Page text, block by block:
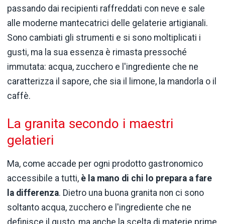
passando dai recipienti raffreddati con neve e sale
alle moderne mantecatrici delle gelaterie artigianali.
Sono cambiati gli strumenti e si sono moltiplicati i
gusti, ma la sua essenza è rimasta pressoché
immutata: acqua, zucchero e l'ingrediente che ne
caratterizza il sapore, che sia il limone, la mandorla o il
caffè.
La granita secondo i maestri
gelatieri
Ma, come accade per ogni prodotto gastronomico
accessibile a tutti, è la mano di chi lo prepara a fare
la differenza. Dietro una buona granita non ci sono
soltanto acqua, zucchero e l'ingrediente che ne
definisce il gusto, ma anche la scelta di materie prime